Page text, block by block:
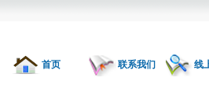
首页 联系我们 线